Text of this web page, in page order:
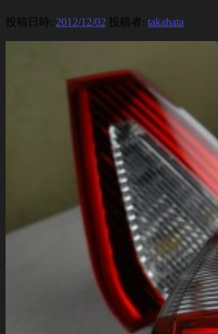
投稿日時: 2012/12/02 投稿者: takahata